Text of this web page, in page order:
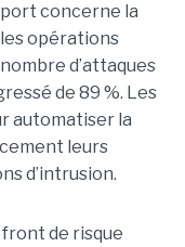
concerne la
les opérations
d’attaques
de 89 %. Les
automatiser la
leurs
d’intrusion.
front de risque